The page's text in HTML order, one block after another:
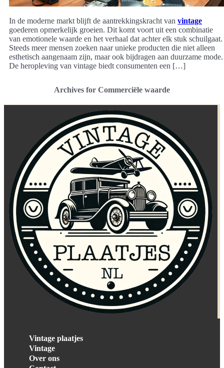
In de moderne markt blijft de aantrekkingskracht van vintage
goederen opmerkelijk groeien. Dit komt voort uit een combinatie
van emotionele waarde en het verhaal dat achter elk stuk schuilgaat.
Steeds meer mensen zoeken naar unieke producten die niet alleen
esthetisch aangenaam zijn, maar ook bijdragen aan duurzame mode.
De heropleving van vintage biedt consumenten een […]
Archives for Commerciële waarde
Vintage plaatjes
Vintage
Over ons